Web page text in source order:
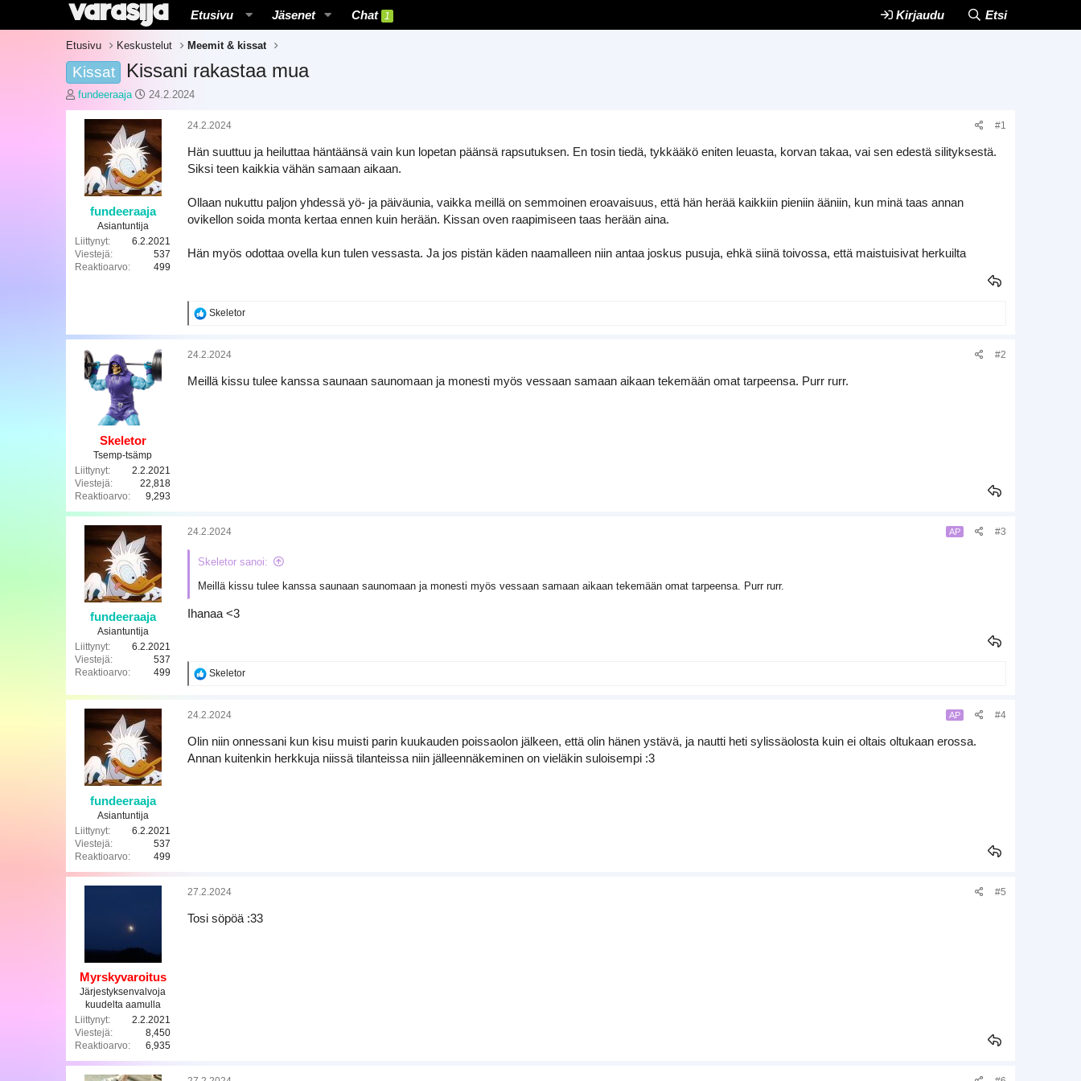
Etusivu Jäsenet Chat 1 Kirjaudu Etsi
Etusivu Keskustelut Meemit & kissat
Kissat Kissani rakastaa mua
K
e
n
a
l
a
fundeeraaja
A
o
i
t
u
s
p
ä
v
m
24.2.2024
fundeeraaja
Asiantuntija
Liittynyt
6.2.2021
Viestejä
537
Reaktioarvo
499
24.2.2024 #1
Hän suuttuu ja heiluttaa häntäänsä vain kun lopetan päänsä rapsutuksen. En tosin tiedä, tykkääkö eniten leuasta, korvan takaa, vai sen edestä silityksestä.
Siksi teen kaikkia vähän samaan aikaan.
Ollaan nukuttu paljon yhdessä yö- ja päiväunia, vaikka meillä on semmoinen eroavaisuus, että hän herää kaikkiin pieniin ääniin, kun minä taas annan
ovikellon soida monta kertaa ennen kuin herään. Kissan oven raapimiseen taas herään aina.
Hän myös odottaa ovella kun tulen vessasta. Ja jos pistän käden naamalleen niin antaa joskus pusuja, ehkä siinä toivossa, että maistuisivat herkuilta
R
k
i
Skeletor
Skeletor
Tsemp-tsämp
Liittynyt
2.2.2021
Viestejä
22,818
Reaktioarvo
9,293
24.2.2024 #2
Meillä kissu tulee kanssa saunaan saunomaan ja monesti myös vessaan samaan aikaan tekemään omat tarpeensa. Purr rurr.
fundeeraaja
Asiantuntija
Liittynyt
6.2.2021
Viestejä
537
Reaktioarvo
499
24.2.2024 AP #3
Skeletor sanoi:
Meillä kissu tulee kanssa saunaan saunomaan ja monesti myös vessaan samaan aikaan tekemään omat tarpeensa. Purr rurr.
Ihanaa <3
R
k
t
Skeletor
fundeeraaja
Asiantuntija
Liittynyt
6.2.2021
Viestejä
537
Reaktioarvo
499
24.2.2024 AP #4
Olin niin onnessani kun kisu muisti parin kuukauden poissaolon jälkeen, että olin hänen ystävä, ja nautti heti sylissäolosta kuin ei oltais oltukaan erossa.
Annan kuitenkin herkkuja niissä tilanteissa niin jälleennäkeminen on vieläkin suloisempi :3
Myrskyvaroitus
Järjestyksenvalvoja
kuudelta aamulla
Liittynyt
2.2.2021
Viestejä
8,450
Reaktioarvo
6,935
27.2.2024 #5
Tosi söpöä :33